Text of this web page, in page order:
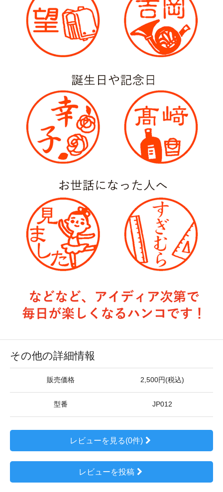
その他の詳細情報
販売価格 2,500円(税込)
型番 JP012
レビューを見る(0件)
レビューを投稿